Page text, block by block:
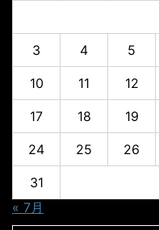
3 4 5
10 11 12
17 18 19
24 25 26
31
« 7月